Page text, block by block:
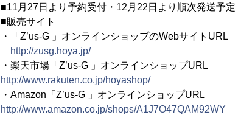
■11月27日より予約受付・12月22日より順次発送予定
■販売サイト
・「Z’us-G 」オンラインショップのWebサイトURL
http://zusg.hoya.jp/
・楽天市場「Z’us-G 」オンラインショップURL
http://www.rakuten.co.jp/hoyashop/
・Amazon「Z’us-G 」オンラインショップURL
http://www.amazon.co.jp/shops/A1J7O47QAM92WY